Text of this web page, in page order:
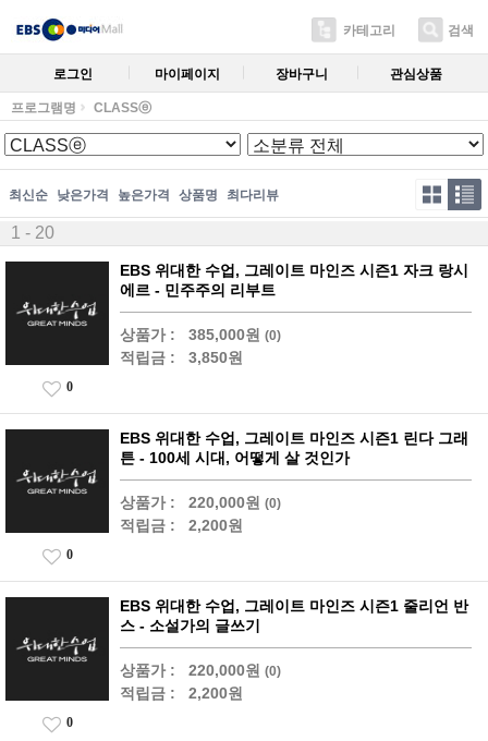
카테고리 검색
로그인 마이페이지 장바구니 관심상품
프로그램명 CLASSⓔ
최신순 낮은가격 높은가격 상품명 최다리뷰
1 - 20
EBS 위대한 수업, 그레이트 마인즈 시즌1 자크 랑시
에르 - 민주주의 리부트
상품가 : 385,000원 (0)
적립금 : 3,850원
0
EBS 위대한 수업, 그레이트 마인즈 시즌1 린다 그래
튼 - 100세 시대, 어떻게 살 것인가
상품가 : 220,000원 (0)
적립금 : 2,200원
0
EBS 위대한 수업, 그레이트 마인즈 시즌1 줄리언 반
스 - 소설가의 글쓰기
상품가 : 220,000원 (0)
적립금 : 2,200원
0